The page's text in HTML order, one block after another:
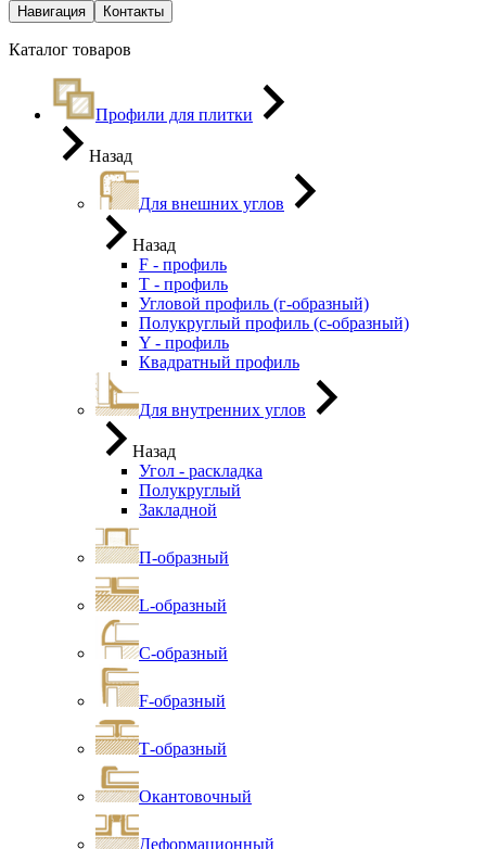
Навигация Контакты
Каталог товаров
Профили для плитки
Назад
Для внешних углов
Назад
F - профиль
Т - профиль
Угловой профиль (г-образный)
Полукруглый профиль (с-образный)
Y - профиль
Квадратный профиль
Для внутренних углов
Назад
Угол - раскладка
Полукруглый
Закладной
П-образный
L-образный
С-образный
F-образный
Т-образный
Окантовочный
Деформационный